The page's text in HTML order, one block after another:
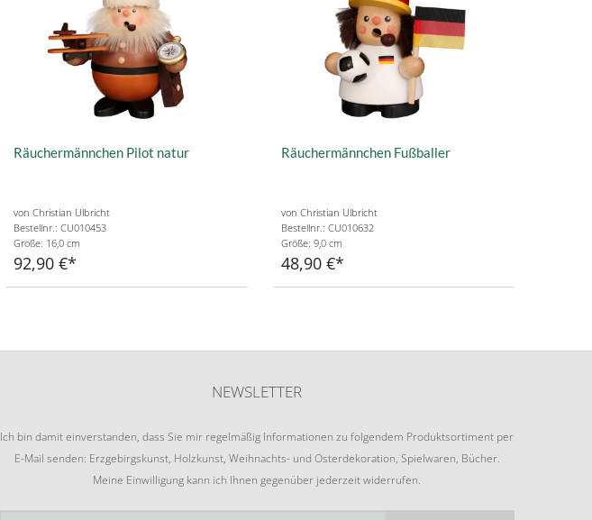
Räuchermännchen Pilot natur
von Christian Ulbricht
Bestellnr.: CU010453
Größe: 16,0 cm
92,90 €
Räuchermännchen Fußballer
von Christian Ulbricht
Bestellnr.: CU010632
Größe: 9,0 cm
48,90 €
NEWSLETTER
Ich bin damit einverstanden, dass Sie mir regelmäßig Informationen zu folgendem Produktsortiment per
E-Mail senden: Erzgebirgskunst, Holzkunst, Weihnachts- und Osterdekoration, Spielwaren, Bücher.
Meine Einwilligung kann ich Ihnen gegenüber jederzeit widerrufen.